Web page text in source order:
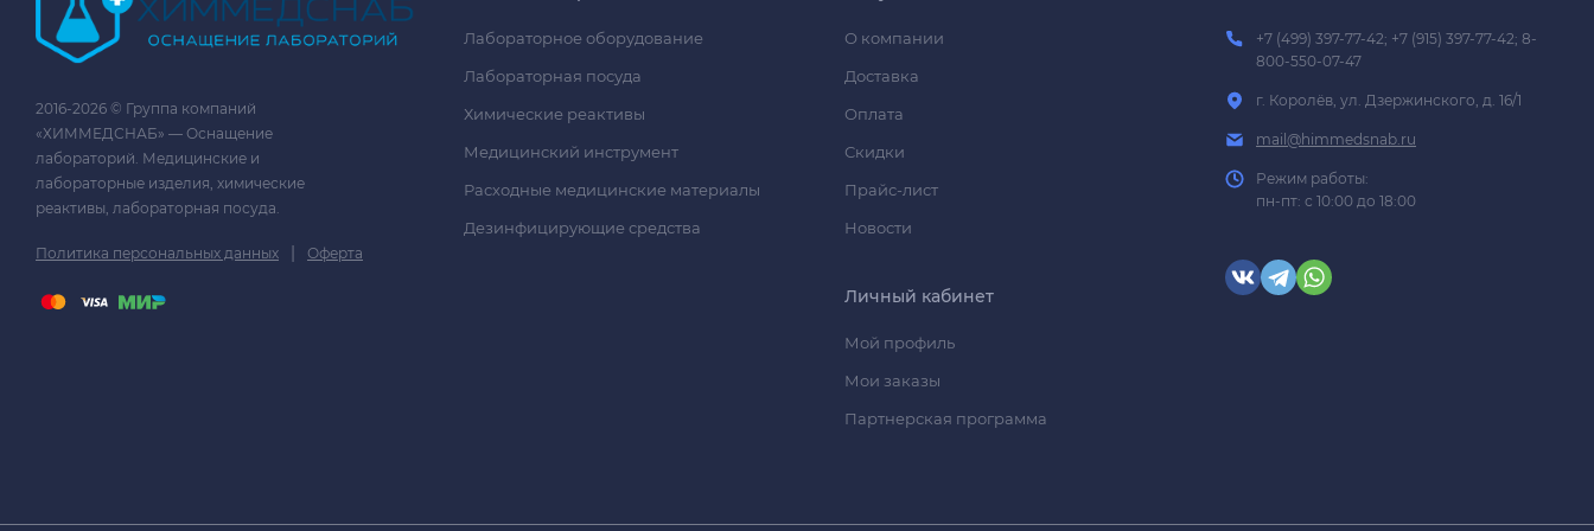
2016-2026 © Группа компаний
«ХИММЕДСНАБ» — Оснащение
лабораторий. Медицинские и
лабораторные изделия, химические
реактивы, лабораторная посуда.
Политика персональных данных | Оферта
Лабораторное оборудование
Лабораторная посуда
Химические реактивы
Медицинский инструмент
Расходные медицинские материалы
Дезинфицирующие средства
О компании
Доставка
Оплата
Скидки
Прайс-лист
Новости
Личный кабинет
Мой профиль
Мои заказы
Партнерская программа
+7 (499) 397-77-42; +7 (915) 397-77-42; 8-
800-550-07-47
г. Королёв, ул. Дзержинского, д. 16/1
mail@himmedsnab.ru
Режим работы:
пн-пт: с 10:00 до 18:00